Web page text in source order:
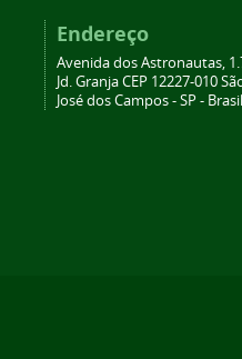
Endereço
Avenida dos Astronautas,
Jd. Granja CEP 12227-010
José dos Campos - SP - Brasil